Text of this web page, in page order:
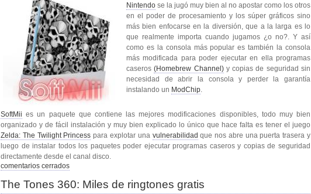
Nintendo se la jugó muy bien al no apostar como los otros
en el poder de procesamiento y los súper gráficos sino
más bien enfocarse en la diversión, que a la larga es lo
que realmente importa cuando jugamos ¿o no?. Y así
como es la consola más popular es también la consola
más modificada para poder ejecutar en ella programas
caseros(Homebrew Channel)y copias de seguridad sin
necesidad de abrir la consola y perder la garantía
instalando un ModChip.
SoftMii es un paquete que contiene las mejores modificaciones disponibles, todo muy bien
organizado y de fácil instalación y muy bien explicado lo único que hace falta es tener el juego
Zelda: The Twilight Princess para explotar una vulnerabilidad que nos abre una puerta trasera y
luego de instalar todos los paquetes poder ejecutar programas caseros y copias de seguridad
directamente desde el canal disco.
comentarios cerrados
The Tones 360: Miles de ringtones gratis